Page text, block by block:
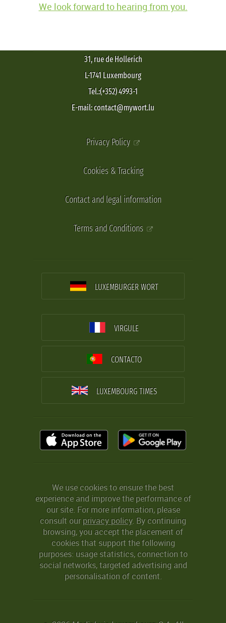
We look forward to hearing from you.
31, rue de Hollerich
L-1741 Luxembourg
Tel.:(+352) 4993-1
E-mail: contact@mywort.lu
Privacy Policy
Cookies & Tracking
Contact and legal information
Terms and Conditions
LUXEMBURGER WORT
VIRGULE
CONTACTO
LUXEMBOURG TIMES
We use cookies to ensure the best
experience and improve the performance of
our site. For more information, please
consult ourprivacy policy. By continuing
browsing, you accept the placement of
cookies that support the following
purposes: usage statistics, connection to
social networks, targeted advertising and
personalisation of content.